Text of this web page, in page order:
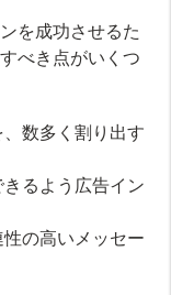
を成功させるた
べき点がいくつ
数多く割り出す
るよう広告イン
の高いメッセー